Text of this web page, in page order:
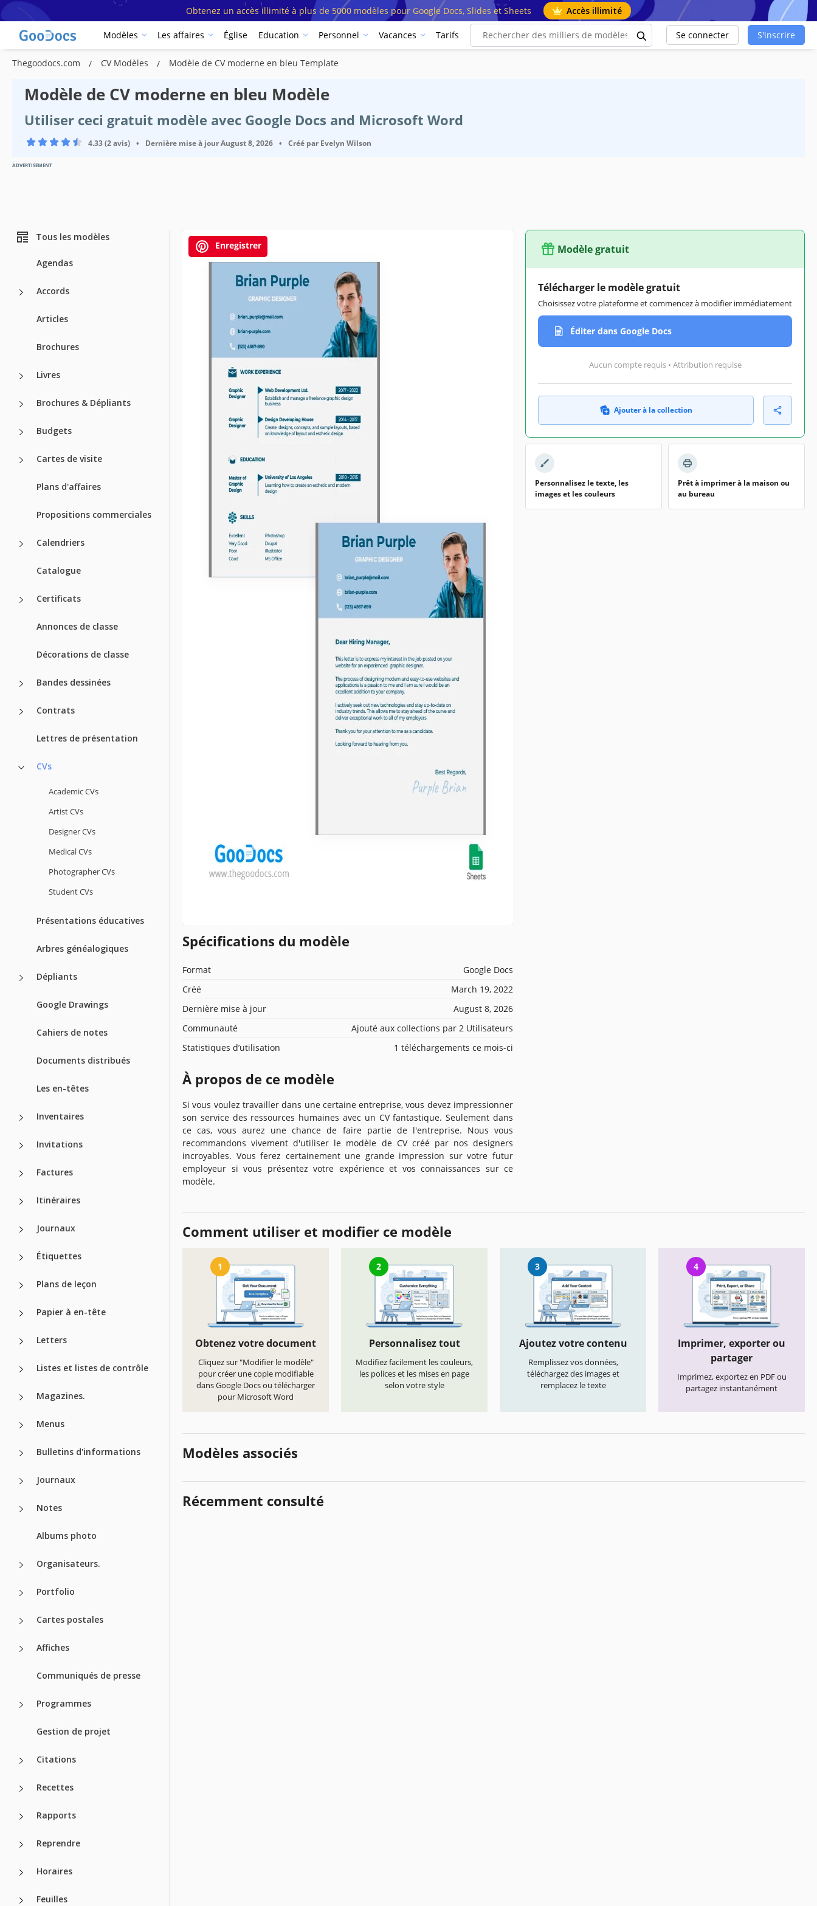
Obtenez un accès illimité à plus de 5000 modèles pour Google Docs, Slides et Sheets Accès illimité
Modèles Les affaires Église Education Personnel Vacances Tarifs Se connecter S'inscrire
Thegoodocs.com CV Modèles Modèle de CV moderne en bleu Template
Modèle de CV moderne en bleu Modèle
Utiliser ceci gratuit modèle avec Google Docs and Microsoft Word
4.33 (2 avis) • Dernière mise à jourAugust 8, 2026 • Créé par Evelyn Wilson
ADVERTISEMENT
Tous les modèles
Agendas
Accords
Articles
Brochures
Livres
Brochures & Dépliants
Budgets
Cartes de visite
Plans d'affaires
Propositions commerciales
Calendriers
Catalogue
Certificats
Annonces de classe
Décorations de classe
Bandes dessinées
Contrats
Lettres de présentation
CVs
Academic CVs
Artist CVs
Designer CVs
Medical CVs
Photographer CVs
Student CVs
Présentations éducatives
Arbres généalogiques
Dépliants
Google Drawings
Cahiers de notes
Documents distribués
Les en-têtes
Inventaires
Invitations
Factures
Itinéraires
Journaux
Étiquettes
Plans de leçon
Papier à en-tête
Letters
Listes et listes de contrôle
Magazines.
Menus
Bulletins d'informations
Journaux
Notes
Albums photo
Organisateurs.
Portfolio
Cartes postales
Affiches
Communiqués de presse
Programmes
Gestion de projet
Citations
Recettes
Rapports
Reprendre
Horaires
Feuilles
Enregistrer
Spécifications du modèle
Format
Google Docs
Créé
March 19, 2022
Dernière mise à jour
August 8, 2026
Communauté
Ajouté aux collections par 2 Utilisateurs
Statistiques d’utilisation
1 téléchargements ce mois-ci
À propos de ce modèle
Si vous voulez travailler dans une certaine entreprise, vous devez impressionner
son service des ressources humaines avec un CV fantastique. Seulement dans
ce cas, vous aurez une chance de faire partie de l'entreprise. Nous vous
recommandons vivement d'utiliser le modèle de CV créé par nos designers
incroyables. Vous ferez certainement une grande impression sur votre futur
employeur si vous présentez votre expérience et vos connaissances sur ce
modèle.
Modèle gratuit
Télécharger le modèle gratuit
Choisissez votre plateforme et commencez à modifier immédiatement
Éditer dans Google Docs
Aucun compte requis • Attribution requise
Ajouter à la collection
Personnalisez le texte, les
images et les couleurs
Prêt à imprimer à la maison ou
au bureau
Comment utiliser et modifier ce modèle
1
Obtenez votre document
Cliquez sur "Modifier le modèle"
pour créer une copie modifiable
dans Google Docs ou télécharger
pour Microsoft Word
2
Personnalisez tout
Modifiez facilement les couleurs,
les polices et les mises en page
selon votre style
3
Ajoutez votre contenu
Remplissez vos données,
téléchargez des images et
remplacez le texte
4
Imprimer, exporter ou
partager
Imprimez, exportez en PDF ou
partagez instantanément
Modèles associés
Récemment consulté